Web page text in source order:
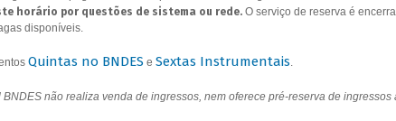
horário por questões de sistema ou rede.O serviço de reserva é
disponíveis.
Quintas no BNDES e Sextas Instrumentais.
não realiza venda de ingressos, nem oferece pré-reserva de ingressos